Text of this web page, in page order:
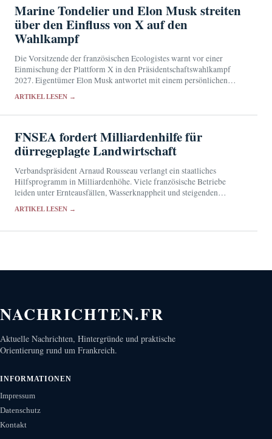
Marine Tondelier und Elon Musk streiten
über den Einfluss von X auf den
Wahlkampf
Die Vorsitzende der französischen Ecologistes warnt vor einer
Einmischung der Plattform X in den Präsidentschaftswahlkampf
2027. Eigentümer Elon Musk antwortet mit einem persönlichen
ARTIKEL LESEN →
FNSEA fordert Milliardenhilfe für
dürregeplagte Landwirtschaft
Verbandspräsident Arnaud Rousseau verlangt ein staatliches
Hilfsprogramm in Milliardenhöhe. Viele französische Betriebe
leiden unter Ernteausfällen, Wasserknappheit und steigenden
ARTIKEL LESEN →
NACHRICHTEN.FR
Aktuelle Nachrichten, Hintergründe und praktische
Orientierung rund um Frankreich.
INFORMATIONEN
Impressum
Datenschutz
Kontakt